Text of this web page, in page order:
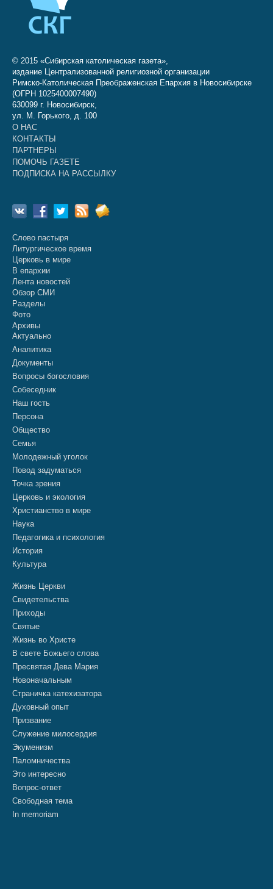
© 2015 «Сибирская католическая газета»,
издание Централизованной религиозной организации
Римско-Католическая Преображенская Епархия в Новосибирске
(ОГРН 1025400007490)
630099 г. Новосибирск,
ул. М. Горького, д. 100
О НАС
КОНТАКТЫ
ПАРТНЕРЫ
ПОМОЧЬ ГАЗЕТЕ
ПОДПИСКА НА РАССЫЛКУ
Слово пастыря
Литургическое время
Церковь в мире
В епархии
Лента новостей
Обзор СМИ
Разделы
Фото
Архивы
Актуально
Аналитика
Документы
Вопросы богословия
Собеседник
Наш гость
Персона
Общество
Семья
Молодежный уголок
Повод задуматься
Точка зрения
Церковь и экология
Христианство в мире
Наука
Педагогика и психология
История
Культура
Жизнь Церкви
Свидетельства
Приходы
Святые
Жизнь во Христе
В свете Божьего слова
Пресвятая Дева Мария
Новоначальным
Страничка катехизатора
Духовный опыт
Призвание
Служение милосердия
Экуменизм
Паломничества
Это интересно
Вопрос-ответ
Свободная тема
In memoriam